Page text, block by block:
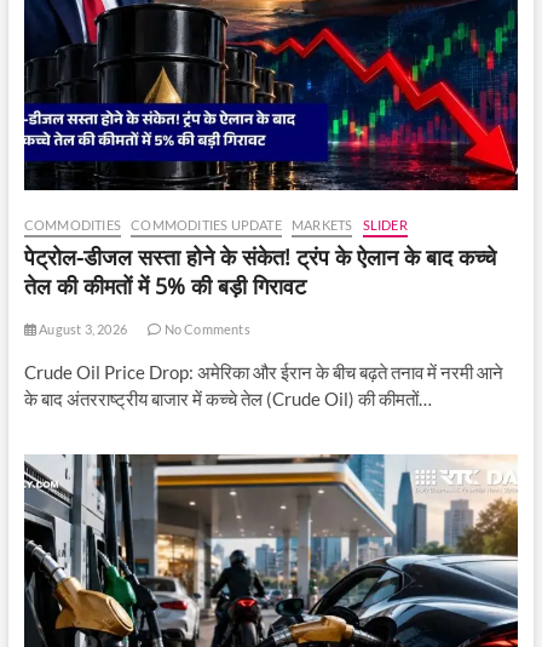
COMMODITIES COMMODITIES UPDATE MARKETS SLIDER
पेट्रोल-डीजल सस्ता होने के संकेत! ट्रंप के ऐलान के बाद कच्चे
तेल की कीमतों में 5% की बड़ी गिरावट
August 3, 2026 No Comments
Crude Oil Price Drop: अमेरिका और ईरान के बीच बढ़ते तनाव में नरमी आने
के बाद अंतरराष्ट्रीय बाजार में कच्चे तेल (Crude Oil) की कीमतों…